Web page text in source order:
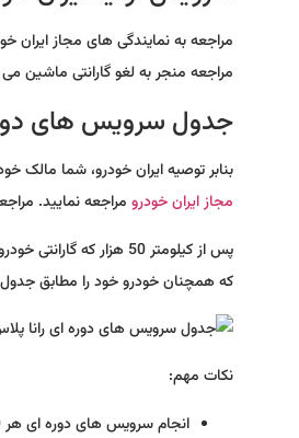
مراجعه منجر به لغو گارانتی ماشین
جدول سرویس های
بنابر توصیه ایران خودرو، شما مالک خودرو رانا پلاس باید پس
مجاز ایران خودرو مراجعه نمایید. مراجعه تا کیلومتر 50 هزار اجباری است و در صورت
پس از کیلومتر 50
که همچنان خودرو خود را مطابق جدول
نکات مهم:
انجام سرویس های دوره ای هر 10000 کیلومتر الزامی می باشد.